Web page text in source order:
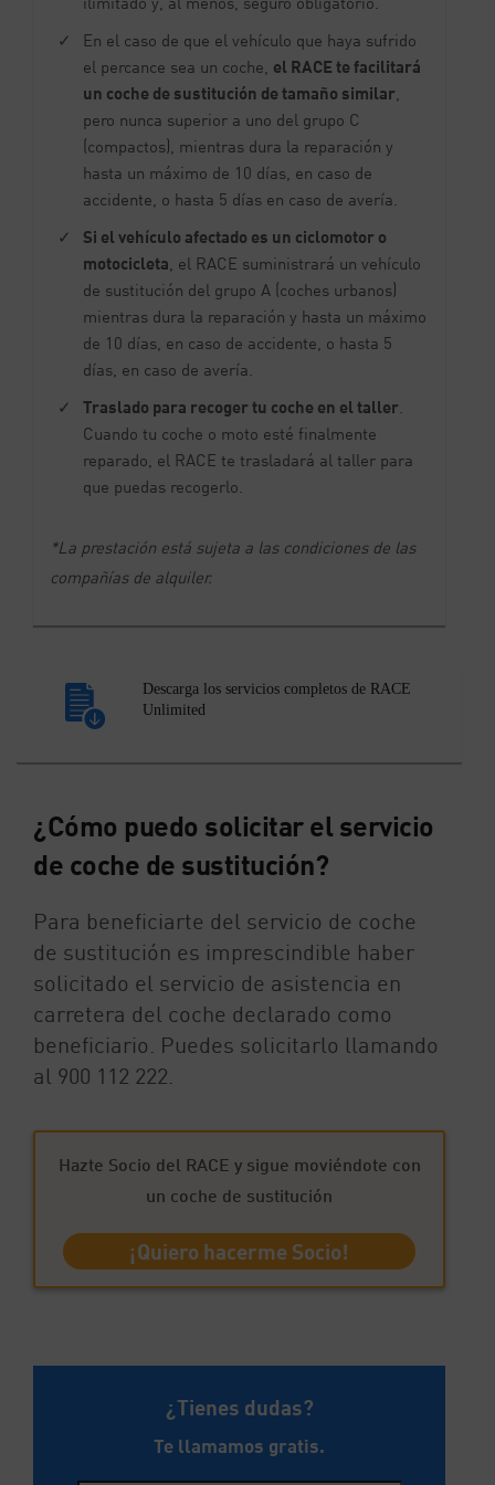
En el caso de que el vehículo que haya sufrido
el percance sea un coche, el RACE te facilitará
un coche de sustitución de tamaño similar
pero nunca superior a uno del grupo C
(compactos), mientras dura la reparación y
hasta un máximo de 10 días, en caso de
accidente, o hasta 5 días en caso de avería.
Si el vehículo afectado es un ciclomotor o
motocicleta , el RACE suministrará un vehículo
de sustitución del grupo A (coches urbanos)
mientras dura la reparación y hasta un máximo
de 10 días, en caso de accidente, o hasta 5
días, en caso de avería.
Traslado para recoger tu coche en el taller
Cuando tu coche o moto esté finalmente
reparado, el RACE te trasladará al taller para
que puedas recogerlo.
*La prestación está sujeta a las condiciones de las
compañías de alquiler.
Descarga los servicios completos de RACE
Unlimited
¿Cómo puedo solicitar el servicio
de coche de sustitución?
Para beneficiarte del servicio de coche
de sustitución es imprescindible haber
solicitado el servicio de asistencia en
carretera del coche declarado como
beneficiario. Puedes solicitarlo llamando
al 900 112 222.
Hazte Socio del RACE y sigue moviéndote con
un coche de sustitución
¡Quiero hacerme Socio!
¿Tienes dudas?
Te llamamos gratis.